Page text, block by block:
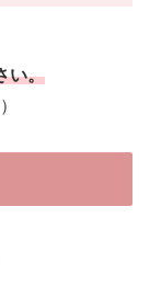
い。